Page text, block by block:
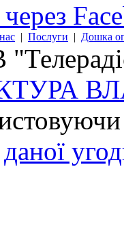
| Послуги | Дошка
даної